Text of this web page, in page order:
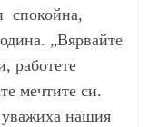
спокойна,
„Вярвайте
работете
мечтите си.
уважиха нашия